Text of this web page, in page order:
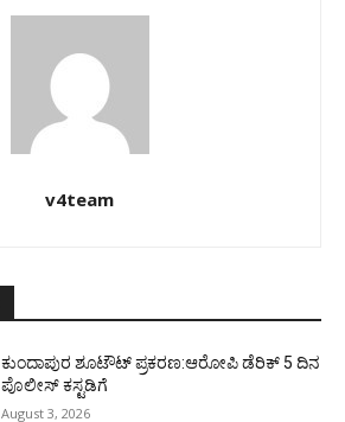
v4team
ಕುಂದಾಪುರ ಶೂಟೌಟ್ ಪ್ರಕರಣ:ಆರೋಪಿ ಡೆರಿಕ್ 5 ದಿನ
ಪೊಲೀಸ್ ಕಸ್ಟಡಿಗೆ
August 3, 2026